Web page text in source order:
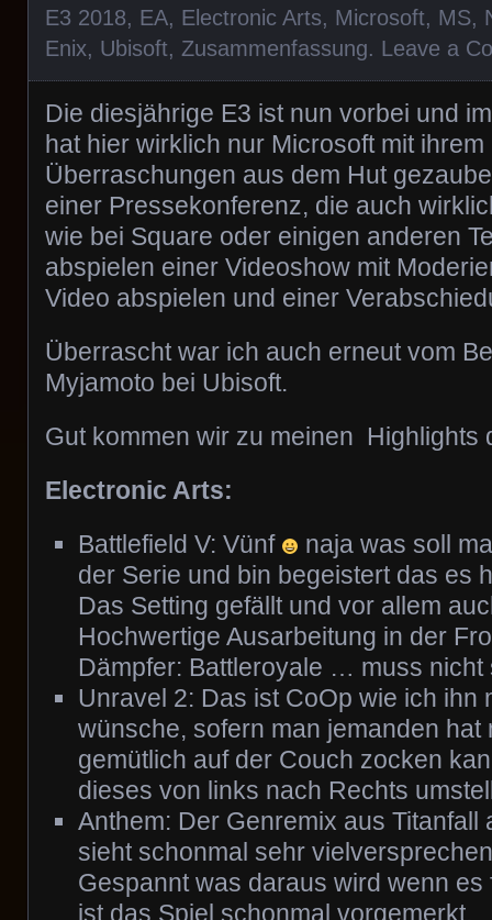
E3 2018, EA, Electronic Arts, Microsoft, MS,
Enix, Ubisoft, Zusammenfassung. Leave a
Die diesjährige E3 ist nun vorbei und
hat hier wirklich nur Microsoft mit ihrem
Überraschungen aus dem Hut
einer Pressekonferenz, die auch
wie bei Square oder einigen anderen
abspielen einer Videoshow mit
Video abspielen und einer
Überrascht war ich auch erneut vom
Myjamoto bei Ubisoft.
Gut kommen wir zu meinen Highlights
Electronic Arts:
Battlefield V: Vünf
naja was soll
der Serie und bin begeistert das es
Das Setting gefällt und vor allem
Hochwertige Ausarbeitung in der
Dämpfer: Battleroyale … muss nicht
Unravel 2: Das ist CoOp wie ich ihn
wünsche, sofern man jemanden hat
gemütlich auf der Couch zocken
dieses von links nach Rechts
Anthem: Der Genremix aus Titanfall
sieht schonmal sehr
Gespannt was daraus wird wenn es
ist das Spiel schonmal vorgemerkt.